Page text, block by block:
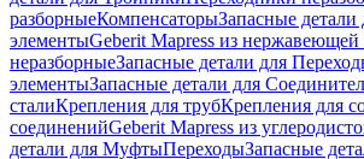
разборныеКомпенсаторыЗапасные
элементыGeberit Mapress из нержавеющей
неразборныеЗапасные детали для
элементыЗапасные детали для
сталиКрепления для трубКрепления для
соединенийGeberit Mapress из
детали для МуфтыПереходыЗапасные